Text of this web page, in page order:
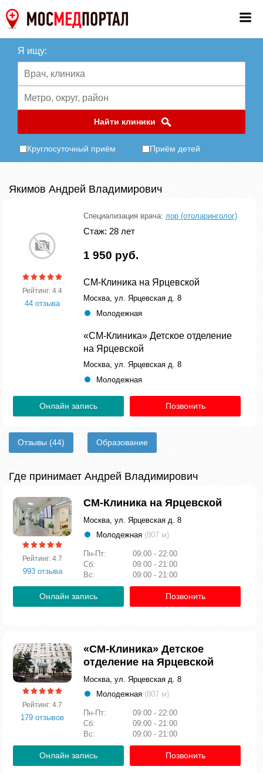
Я ищу:
Найти клиники
Круглосуточный приём Приём детей
Якимов Андрей Владимирович
Рейтинг: 4.4
44 отзыва
Специализация врача: лор (отоларинголог)
Стаж: 28 лет
1 950 руб.
СМ-Клиника на Ярцевской
Москва, ул. Ярцевская д. 8
Молодежная
«СМ-Клиника» Детское отделение
на Ярцевской
Москва, ул. Ярцевская д. 8
Молодежная
Онлайн запись Позвонить
Отзывы (44) Образование
Где принимает Андрей Владимирович
Рейтинг: 4.7
993 отзыва
СМ-Клиника на Ярцевской
Москва, ул. Ярцевская д. 8
Молодежная (807 м)
Пн-Пт:
09:00 - 22:00
Сб:
09:00 - 21:00
Вс:
09:00 - 21:00
Онлайн запись Позвонить
Рейтинг: 4.7
179 отзывов
«СМ-Клиника» Детское
отделение на Ярцевской
Москва, ул. Ярцевская д. 8
Молодежная (807 м)
Пн-Пт:
09:00 - 22:00
Сб:
09:00 - 21:00
Вс:
09:00 - 21:00
Онлайн запись Позвонить